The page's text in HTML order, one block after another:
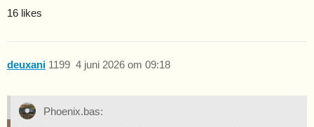
16 likes
deuxani 4 juni 2026 om 09:18
1199
Phoenix.bas: